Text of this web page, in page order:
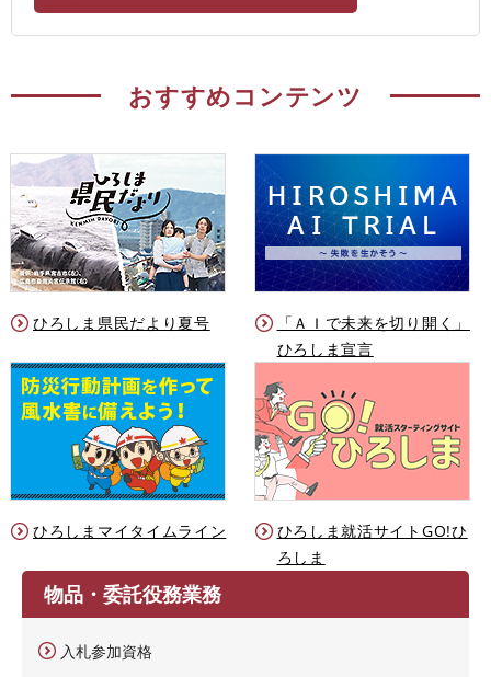
おすすめコンテンツ
ひろしま県民だより夏号
「ＡＩで未来を切り開く」
ひろしま宣言
ひろしまマイタイムライン
ひろしま就活サイトGO!ひ
ろしま
物品・委託役務業務
入札参加資格